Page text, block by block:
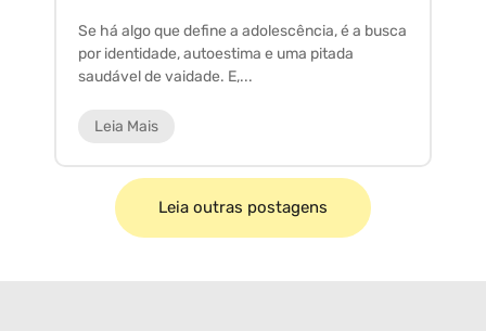
Se há algo que define a adolescência, é a busca
por identidade, autoestima e uma pitada
saudável de vaidade. E,...
Leia Mais
Leia outras postagens